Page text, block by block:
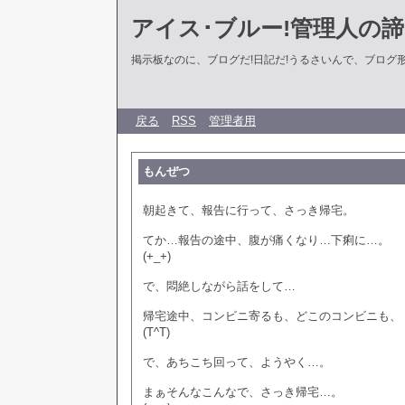
アイス･ブルー!管理人の
掲示板なのに、ブログだ!日記だ!うるさいんで、ブログ
戻る RSS 管理者用
もんぜつ
朝起きて、報告に行って、さっき帰宅。
てか…報告の途中、腹が痛くなり…下痢に…。
(+_+)
で、悶絶しながら話をして…
帰宅途中、コンビニ寄るも、どこのコンビニも
(T^T)
で、あちこち回って、ようやく…。
まぁそんなこんなで、さっき帰宅…。